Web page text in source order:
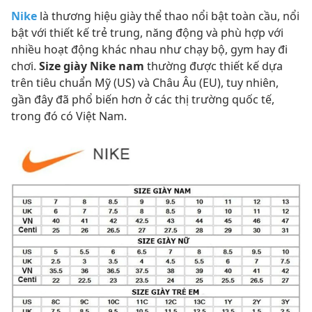
Nike là thương hiệu giày thể thao nổi bật toàn cầu, nổi
bật với thiết kế trẻ trung, năng động và phù hợp với
nhiều hoạt động khác nhau như chạy bộ, gym hay đi
chơi. Size giày Nike nam thường được thiết kế dựa
trên tiêu chuẩn Mỹ (US) và Châu Âu (EU), tuy nhiên,
gần đây đã phổ biến hơn ở các thị trường quốc tế,
trong đó có Việt Nam.